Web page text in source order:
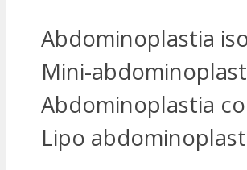
Abdominoplastia
Mini-
Abdominoplastia
Lipo